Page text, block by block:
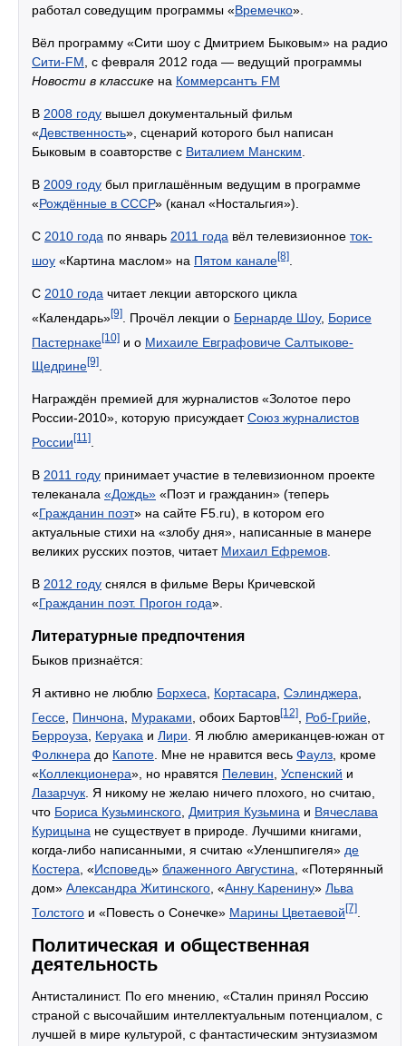
работал соведущим программы «Времечко».
Вёл программу «Сити шоу с Дмитрием Быковым» на радио
Сити-FM, с февраля 2012 года — ведущий программы
Новости в классике на Коммерсантъ FM
В 2008 году вышел документальный фильм
«Девственность», сценарий которого был написан
Быковым в соавторстве с Виталием Манским.
В 2009 году был приглашённым ведущим в программе
«Рождённые в СССР» (канал «Ностальгия»).
C 2010 года по январь 2011 года вёл телевизионное ток-
шоу «Картина маслом» на Пятом канале[8]
С 2010 года читает лекции авторского цикла
«Календарь»[9] . Прочёл лекции о Бернарде Шоу, Борисе
Пастернаке[10] и о Михаиле Евграфовиче Салтыкове-
Щедрине[9]
Награждён премией для журналистов «Золотое перо
России-2010», которую присуждаетСоюз журналистов
России[11]
В 2011 году принимает участие в телевизионном проекте
телеканала «Дождь» «Поэт и гражданин» (теперь
«Гражданин поэт» на сайте F5.ru), в котором его
актуальные стихи на «злобу дня», написанные в манере
великих русских поэтов, читает Михаил Ефремов
В 2012 году снялся в фильме Веры Кричевской
«Гражданин поэт. Прогон года».
Литературные предпочтения
Быков признаётся:
Я активно не люблю Борхеса Кортасара Сэлинджера
Гессе Пинчона Мураками , обоих Бартов[12] Роб-Грийе
Берроуза, Керуака и Лири. Я люблю американцев-южан от
Фолкнера до Капоте. Мне не нравится весь Фаулз, кроме
«Коллекционера», но нравятся Пелевин, Успенский и
Лазарчук. Я никому не желаю ничего плохого, но считаю,
что Бориса Кузьминского, Дмитрия Кузьмина и Вячеслава
Курицына не существует в природе. Лучшими книгами,
когда-либо написанными, я считаю «Уленшпигеля» де
Костера, «Исповедь» блаженного Августина, «Потерянный
дом» Александра Житинского, «Анну Каренину» Льва
Толстого и «Повесть о Сонечке» Марины Цветаевой [7]
Политическая и общественная
деятельность
Антисталинист. По его мнению, «Сталин принял Россию
страной с высочайшим интеллектуальным потенциалом, с
лучшей в мире культурой, с фантастическим энтузиазмом